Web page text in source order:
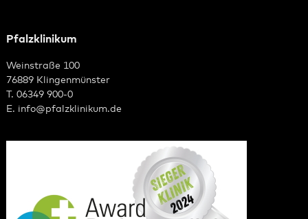
Pfalzklinikum
Weinstraße 100
76889 Klingenmünster
T. 06349 900-0
E. info@pfalzklinikum.de